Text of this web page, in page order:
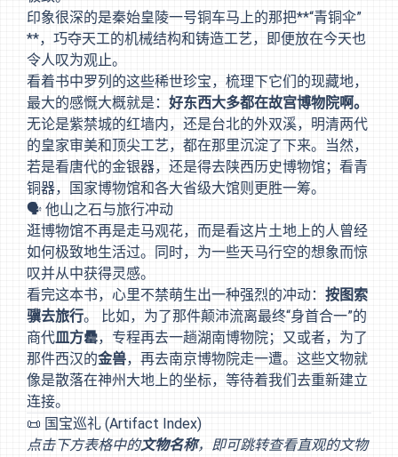
印象很深的是秦始皇陵一号铜车马上的那把**“青铜伞”
**，巧夺天工的机械结构和铸造工艺，即便放在今天也
令人叹为观止。
看着书中罗列的这些稀世珍宝，梳理下它们的现藏地，
最大的感慨大概就是： 好东西大多都在故宫博物院啊。
无论是紫禁城的红墙内，还是台北的外双溪，明清两代
的皇家审美和顶尖工艺，都在那里沉淀了下来。当然，
若是看唐代的金银器，还是得去陕西历史博物馆；看青
铜器，国家博物馆和各大省级大馆则更胜一筹。
🗣️ 他山之石与旅行冲动
逛博物馆不再是走马观花，而是看这片土地上的人曾经
如何极致地生活过。同时，为一些天马行空的想象而惊
叹并从中获得灵感。
看完这本书，心里不禁萌生出一种强烈的冲动： 按图索
骥去旅行。 比如，为了那件颠沛流离最终“身首合一”的
商代皿方罍，专程再去一趟湖南博物院；又或者，为了
那件西汉的金兽，再去南京博物院走一遭。这些文物就
像是散落在神州大地上的坐标，等待着我们去重新建立
连接。
📜 国宝巡礼 (Artifact Index)
点击下方表格中的文物名称，即可跳转查看直观的文物